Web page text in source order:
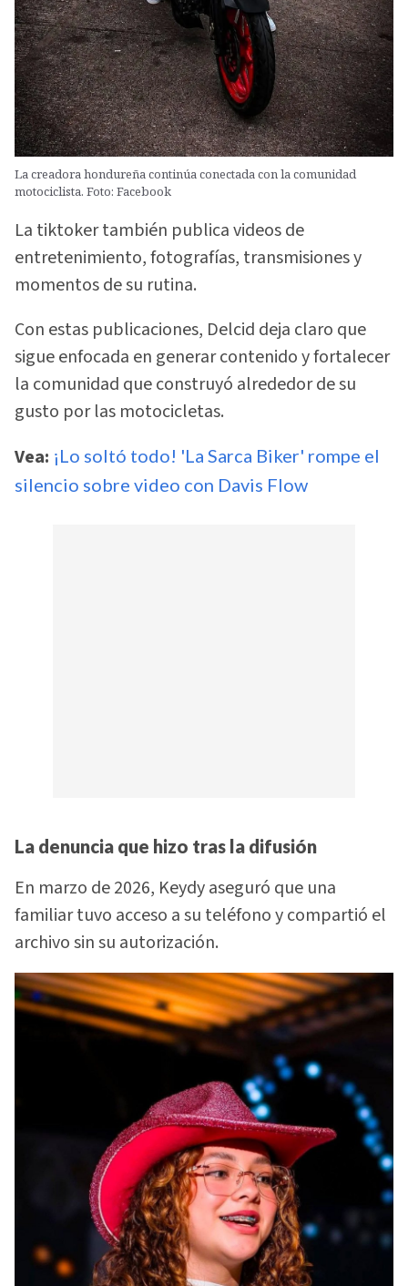
La creadora hondureña continúa conectada con la comunidad
motociclista. Foto: Facebook
La tiktoker también publica videos de
entretenimiento, fotografías, transmisiones y
momentos de su rutina.
Con estas publicaciones, Delcid deja claro que
sigue enfocada en generar contenido y fortalecer
la comunidad que construyó alrededor de su
gusto por las motocicletas.
Vea: ¡Lo soltó todo! 'La Sarca Biker' rompe el
silencio sobre video con Davis Flow
La denuncia que hizo tras la difusión
En marzo de 2026, Keydy aseguró que una
familiar tuvo acceso a su teléfono y compartió el
archivo sin su autorización.